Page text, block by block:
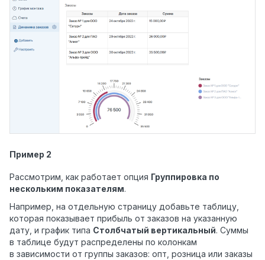
Пример 2
Рассмотрим, как работает опция Группировка по
нескольким показателям.
Например, на отдельную страницу добавьте таблицу,
которая показывает прибыль от заказов на указанную
дату, и график типа Столбчатый вертикальный. Суммы
в таблице будут распределены по колонкам
в зависимости от группы заказов: опт, розница или заказы